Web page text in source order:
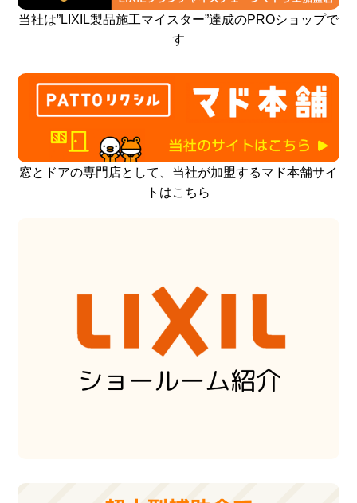
当社は”LIXIL製品施工マイスター”達成のPROショップで
す
窓とドアの専門店として、当社が加盟するマド本舗サイ
トはこちら